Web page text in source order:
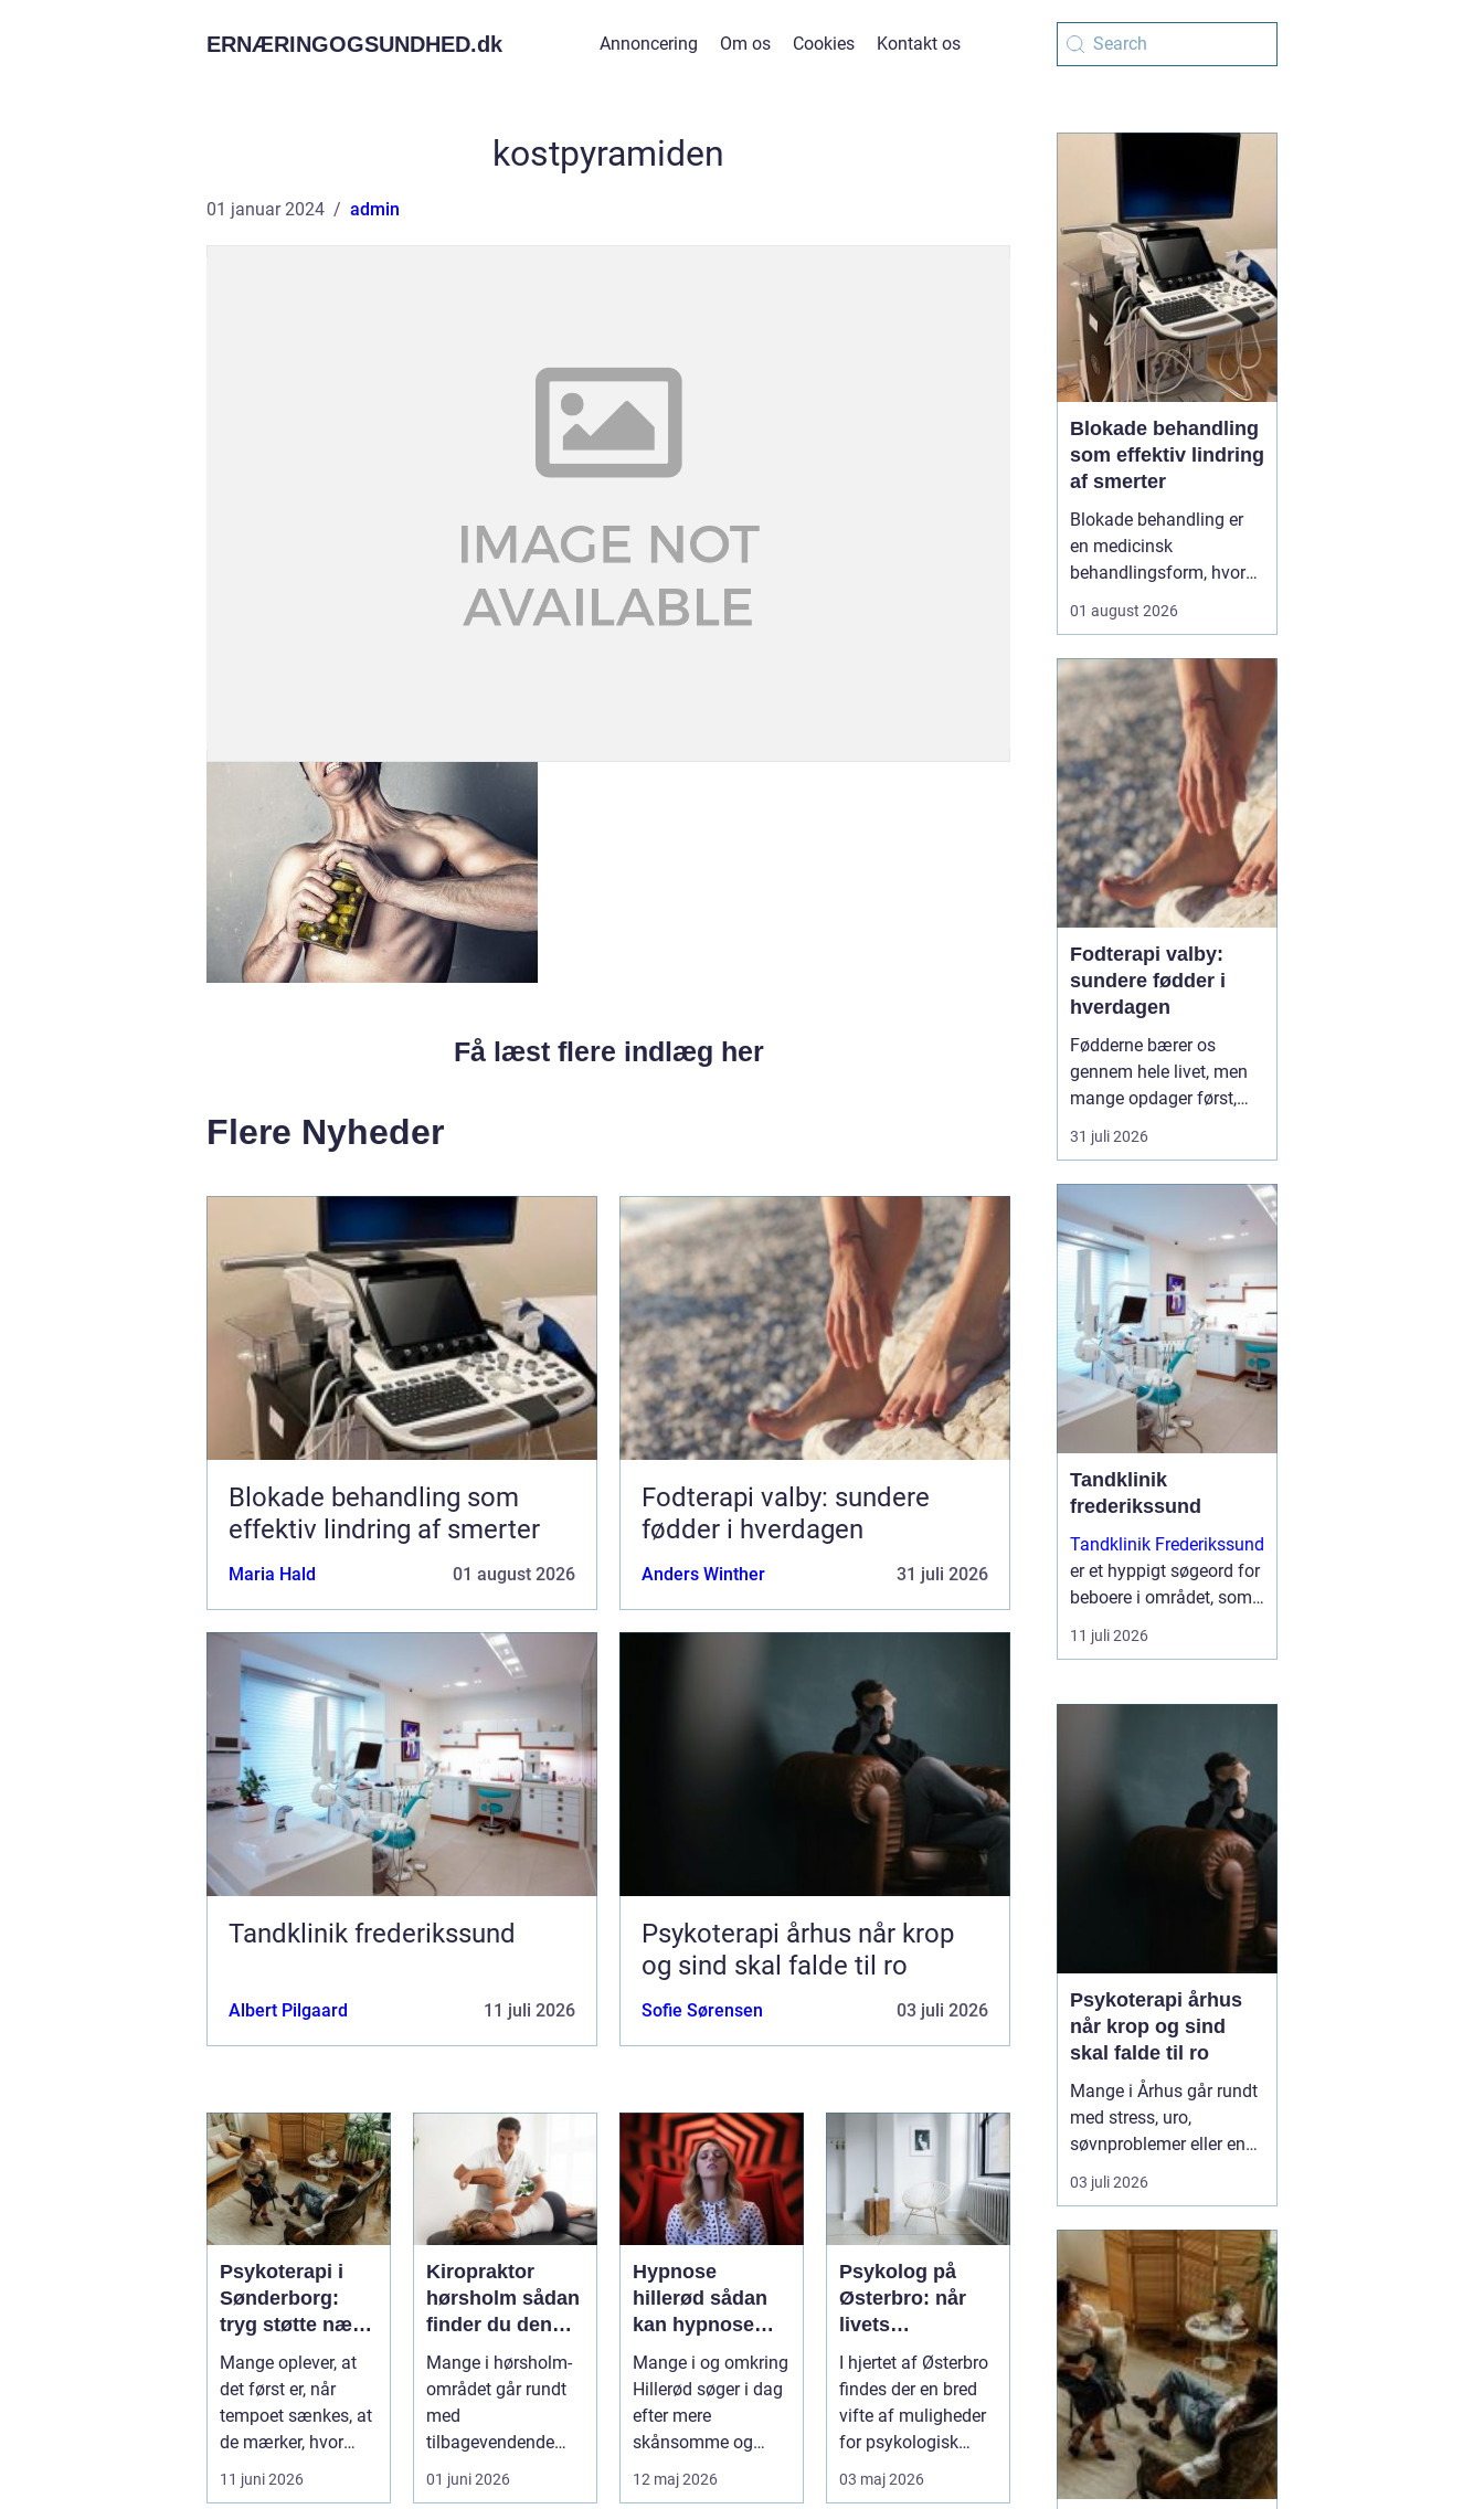
ERNÆRINGOGSUNDHED.dk Annoncering Om os Cookies Kontakt os
kostpyramiden
01 januar 2024 admin
Få læst flere indlæg her
Flere Nyheder
Blokade behandling som
effektiv lindring af smerter
Maria Hald 01 august 2026
Fodterapi valby: sundere
fødder i hverdagen
Anders Winther 31 juli 2026
Tandklinik frederikssund
Albert Pilgaard 11 juli 2026
Psykoterapi århus når krop
og sind skal falde til ro
Sofie Sørensen 03 juli 2026
Psykoterapi i
Sønderborg:
tryg støtte nær
dig
Mange oplever, at
det først er, når
tempoet sænkes, at
de mærker, hvor
pres...
11 juni 2026
Kiropraktor
hørsholm sådan
finder du den
rette behandling
i nordsjælland
Mange i hørsholm-
området går rundt
med
tilbagevendende
smerter i ryg, nakke
eller hoved uden at
01 juni 2026
Hypnose
hillerød sådan
kan hypnose
hjælpe i
hverdagen
Mange i og omkring
Hillerød søger i dag
efter mere
skånsomme og
målrettede måder at
få det bedre på....
12 maj 2026
Psykolog på
Østerbro: når
livets
udfordringer
kræver
professionel
støtte
I hjertet af Østerbro
findes der en bred
vifte af muligheder
for psykologisk
støtte, o...
03 maj 2026
Blokade behandling
som effektiv lindring
af smerter
Blokade behandling er
en medicinsk
behandlingsform, hvor
målrettet indsprøjtning
eventuelt
binyrebarkhormon tæt
på en nerve eller i et led
for at dæmpe smerter og
inflammation.
Behandlingen bliver ofte
brugt v...
01 august 2026
Fodterapi valby:
sundere fødder i
hverdagen
Fødderne bærer os
gennem hele livet, men
mange opdager først,
hvor vigtige de er, når
smerter, hård hud eller
opstår. Professionel
fodterapi kan forebygge,
lindre og behandle
mange af de gener, som
både unge, voksne og
ældre opl...
31 juli 2026
Tandklinik
frederikssund
Tandklinik Frederikssund
er et hyppigt søgeord for
beboere i området, som
leder efter tryg og fagligt
stærk tandbehandling.
hvor der er tid til
atmosfære og en klar
11 juli 2026
Psykoterapi århus
når krop og sind
skal falde til ro
Mange i Århus går rundt
med stress, uro,
søvnproblemer eller en
følelse af at være kørt
fast i livet. Nogle har
grænseoverskridende
hændelser. Andre
mærker mest en stille
indre utilfredshed og
tankemylder, der aldrig
holde...
03 juli 2026